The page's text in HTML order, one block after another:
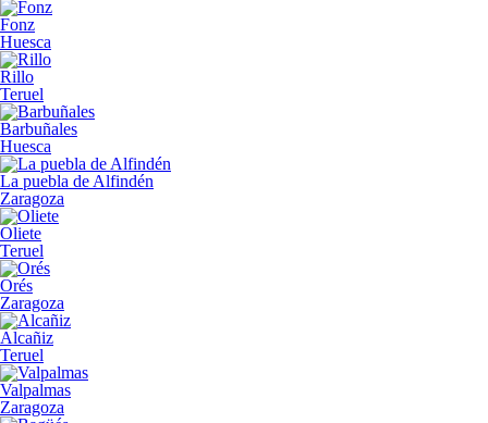
Fonz
Huesca
Rillo
Teruel
Barbuñales
Huesca
La puebla de Alfindén
Zaragoza
Oliete
Teruel
Orés
Zaragoza
Alcañiz
Teruel
Valpalmas
Zaragoza